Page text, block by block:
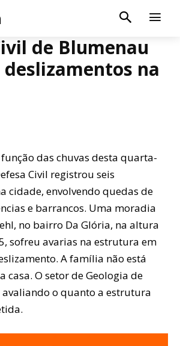
de Blumenau
na
das chuvas desta quarta-
Civil registrou seis
cidade, envolvendo quedas de
e barrancos. Uma moradia
no bairro Da Glória, na altura
sofreu avarias na estrutura em
A família não está
casa. O setor de Geologia de
avaliando o quanto a estrutura